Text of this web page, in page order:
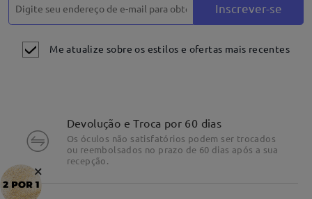
Inscrever-se
Me atualize sobre os estilos e ofertas mais recentes
Devolução e Troca por 60 dias
Os óculos não satisfatórios podem ser trocados
ou reembolsados no prazo de 60 dias após a sua
recepção.
×